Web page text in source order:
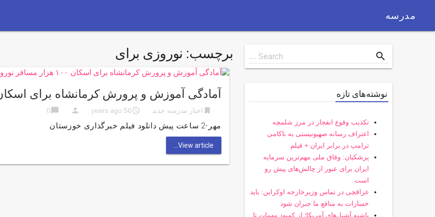
مدرسه
برچسب: نوروزی برای
آمادگی آموزش و پرورش کرمانشاه برای اسکان ۱۰۰ هزار مسافر
اخبار مدرسه جدید access_time
56 years ago
person
chat_bubble
0
مهر-2 ساعت پیش دانلود فیلم خبرگذاری خوزستان
View article...
Search
for
Search … search
نوشته‌های تازه
تکذیب وقوع انفجار در مرز شلمچه
اعتراف رسانه صهیونیستی به ناکامی
ترامپ در برابر ایران + فیلم
پزشکیان: وفاق ملی مهم‌ترین سرمایه
ایران برای عبور از چالش‌های پیش رو
است
عراقچی در تماس وزیرخارجه اوکراین: باید
خسارات به منافع ما جبران شود
پاشنه آشیل‌های آمریکا؛ از کمبود مهمات تا